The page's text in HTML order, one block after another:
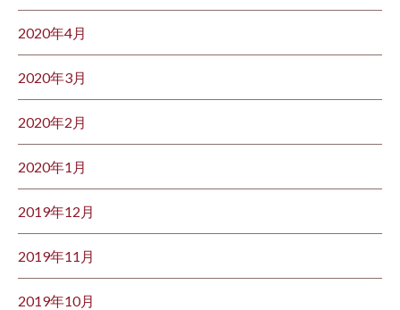
2020年4月
2020年3月
2020年2月
2020年1月
2019年12月
2019年11月
2019年10月